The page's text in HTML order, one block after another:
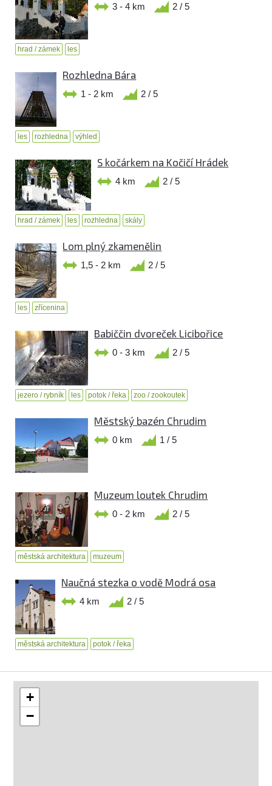
3 - 4 km 2 / 5
hrad / zámek les
Rozhledna Bára
1 - 2 km 2 / 5
les rozhledna výhled
S kočárkem na Kočičí Hrádek
4 km 2 / 5
hrad / zámek les rozhledna skály
Lom plný zkamenělin
1,5 - 2 km 2 / 5
les zřícenina
Babiččin dvoreček Licibořice
0 - 3 km 2 / 5
jezero / rybník les potok / řeka zoo / zookoutek
Městský bazén Chrudim
0 km 1 / 5
Muzeum loutek Chrudim
0 - 2 km 2 / 5
městská architektura muzeum
Naučná stezka o vodě Modrá osa
4 km 2 / 5
městská architektura potok / řeka
+
−